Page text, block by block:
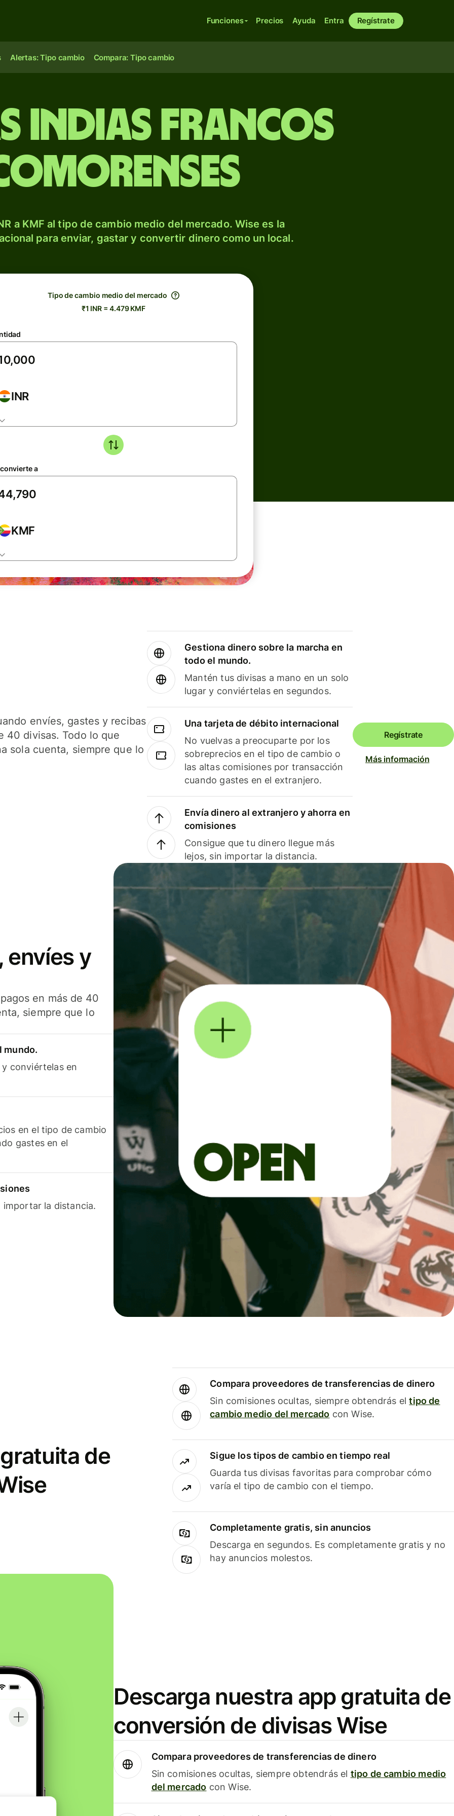
Funciones Precios Ayuda Entra Regístrate
Alertas: Tipo cambio Compara: Tipo cambio
indias francos
a KMF al tipo de cambio medio del mercado. Wise es la
para enviar, gastar y convertir dinero como un local.
Tipo de cambio medio del mercado
₹1 INR = 4.479 KMF
INR
a
KMF
envíes, gastes y recibas
40 divisas. Todo lo que
sola cuenta, siempre que lo
Gestiona dinero sobre la marcha en
todo el mundo.
Mantén tus divisas a mano en un solo
lugar y conviértelas en segundos.
Una tarjeta de débito internacional
No vuelvas a preocuparte por los
sobreprecios en el tipo de cambio o
las altas comisiones por transacción
cuando gastes en el extranjero.
Envía dinero al extranjero y ahorra en
comisiones
Consigue que tu dinero llegue más
lejos, sin importar la distancia.
Regístrate
Más información
envíes y
en más de 40
siempre que lo
mundo.
conviértelas en
en el tipo de cambio
gastes en el
importar la distancia.
de
Compara proveedores de transferencias de dinero
Sin comisiones ocultas, siempre obtendrás eltipo de
cambio medio del mercado con Wise.
Sigue los tipos de cambio en tiempo real
Guarda tus divisas favoritas para comprobar cómo
varía el tipo de cambio con el tiempo.
Completamente gratis, sin anuncios
Descarga en segundos. Es completamente gratis y no
hay anuncios molestos.
Descarga nuestra app gratuita de
conversión de divisas Wise
Compara proveedores de transferencias de dinero
Sin comisiones ocultas, siempre obtendrás el tipo de cambio medio
del mercado con Wise.